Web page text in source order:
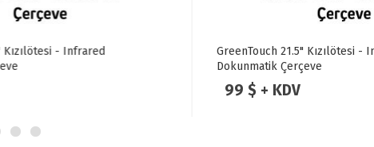
- Infrared
GreenTouch 21.5" Kızılötesi - Infrared
Dokunmatik Çerçeve
99 $ + KDV